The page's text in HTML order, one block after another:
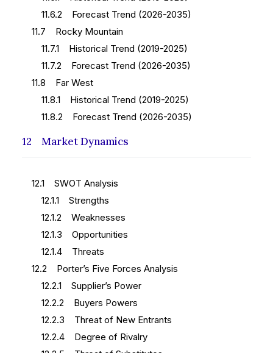
11.6.2 Forecast Trend (2026-2035)
11.7 Rocky Mountain
11.7.1 Historical Trend (2019-2025)
11.7.2 Forecast Trend (2026-2035)
11.8 Far West
11.8.1 Historical Trend (2019-2025)
11.8.2 Forecast Trend (2026-2035)
12 Market Dynamics
12.1 SWOT Analysis
12.1.1 Strengths
12.1.2 Weaknesses
12.1.3 Opportunities
12.1.4 Threats
12.2 Porter’s Five Forces Analysis
12.2.1 Supplier’s Power
12.2.2 Buyers Powers
12.2.3 Threat of New Entrants
12.2.4 Degree of Rivalry